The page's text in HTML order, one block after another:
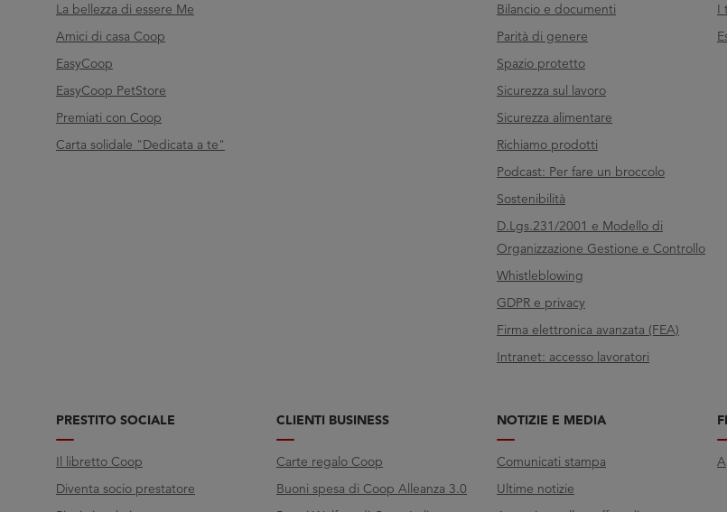
La bellezza di essere Me
Amici di casa Coop
EasyCoop
EasyCoop PetStore
Premiati con Coop
Carta solidale "Dedicata a te"
Bilancio e documenti
Parità di genere
Spazio protetto
Sicurezza sul lavoro
Sicurezza alimentare
Richiamo prodotti
Podcast: Per fare un broccolo
Sostenibilità
D.Lgs.231/2001 e Modello di
Organizzazione Gestione e Controllo
Whistleblowing
GDPR e privacy
Firma elettronica avanzata (FEA)
Intranet: accesso lavoratori
I
PRESTITO SOCIALE
Il libretto Coop
Diventa socio prestatore
CLIENTI BUSINESS
Carte regalo Coop
Buoni spesa di Coop Alleanza 3.0
NOTIZIE E MEDIA
Comunicati stampa
Ultime notizie